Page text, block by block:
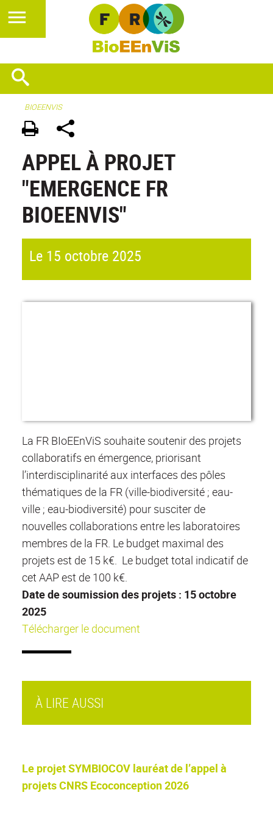
BIOEENVIS
APPEL À PROJET
"EMERGENCE FR
BIOEENVIS"
Le 15 octobre 2025
La FR BIoEEnViS souhaite soutenir des projets
collaboratifs en émergence, priorisant
l’interdisciplinarité aux interfaces des pôles
thématiques de la FR (ville-biodiversité ; eau-
ville ; eau-biodiversité) pour susciter de
nouvelles collaborations entre les laboratoires
membres de la FR. Le budget maximal des
projets est de 15 k€. Le budget total indicatif de
cet AAP est de 100 k€.
Date de soumission des projets : 15 octobre
2025
Télécharger le document
À LIRE AUSSI
Le projet SYMBIOCOV lauréat de l’appel à
projets CNRS Ecoconception 2026